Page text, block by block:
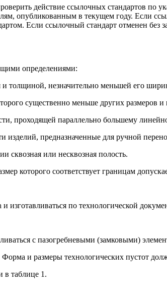
действие ссылочных стандартов по
опубликованным в текущем году. Если
Если ссылочный стандарт отменен
определениями:
толщиной, незначительно меньшей его
существенно меньше других размеров
проходящей параллельно большему
изделий, предназначенные для ручной
сквозная или несквозная полость.
которого соответствует границам
изготавливаться по технологической
с пазогребневыми (замковыми)
и размеры технологических пустот
в таблице 1.